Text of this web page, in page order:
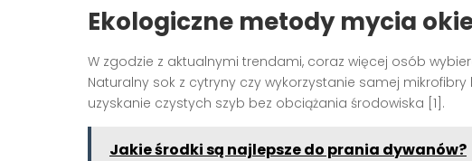
Ekologiczne metody mycia
W zgodzie z aktualnymi trendami, coraz więcej osób
Naturalny sok z cytryny czy wykorzystanie samej
uzyskanie czystych szyb bez obciążania środowiska [1].
Jakie środki są najlepsze do prania dywanów?